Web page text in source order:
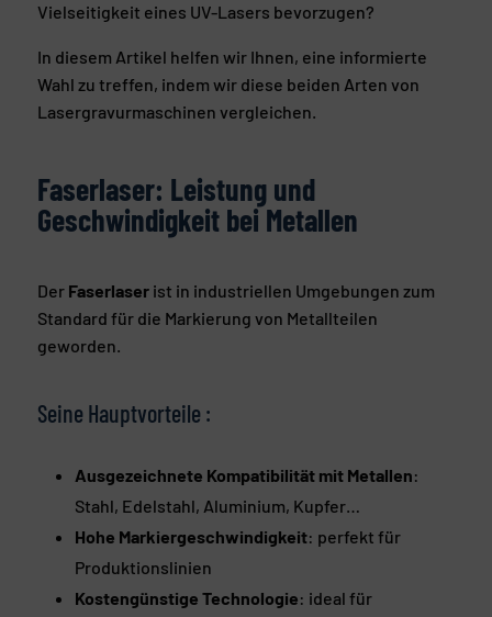
Vielseitigkeit eines UV-Lasers bevorzugen?
In diesem Artikel helfen wir Ihnen, eine informierte
Wahl zu treffen, indem wir diese beiden Arten von
Lasergravurmaschinen vergleichen.
Faserlaser: Leistung und
Geschwindigkeit bei Metallen
Der Faserlaser ist in industriellen Umgebungen zum
Standard für die Markierung von Metallteilen
geworden.
Seine Hauptvorteile :
Ausgezeichnete Kompatibilität mit Metallen:
Stahl, Edelstahl, Aluminium, Kupfer…
Hohe Markiergeschwindigkeit: perfekt für
Produktionslinien
Kostengünstige Technologie: ideal für